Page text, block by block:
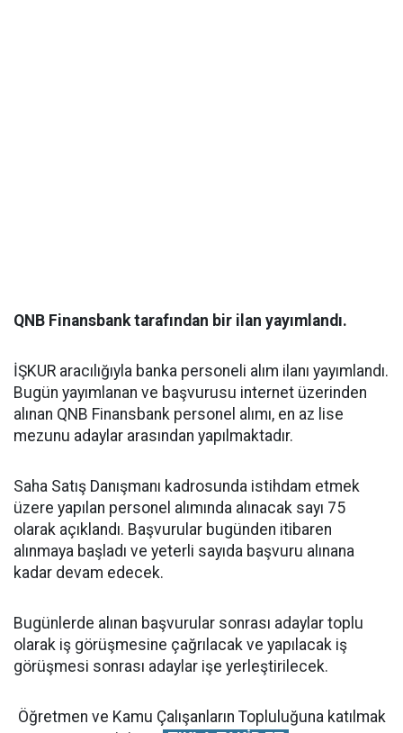
QNB Finansbank tarafından bir ilan yayımlandı.
İŞKUR aracılığıyla banka personeli alım ilanı yayımlandı.
Bugün yayımlanan ve başvurusu internet üzerinden
alınan QNB Finansbank personel alımı, en az lise
mezunu adaylar arasından yapılmaktadır.
Saha Satış Danışmanı kadrosunda istihdam etmek
üzere yapılan personel alımında alınacak sayı 75
olarak açıklandı. Başvurular bugünden itibaren
alınmaya başladı ve yeterli sayıda başvuru alınana
kadar devam edecek.
Bugünlerde alınan başvurular sonrası adaylar toplu
olarak iş görüşmesine çağrılacak ve yapılacak iş
görüşmesi sonrası adaylar işe yerleştirilecek.
Öğretmen ve Kamu Çalışanların Topluluğuna katılmak